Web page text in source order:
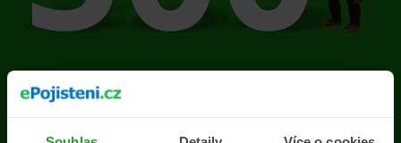
Na stránce se vyskytla
chyba